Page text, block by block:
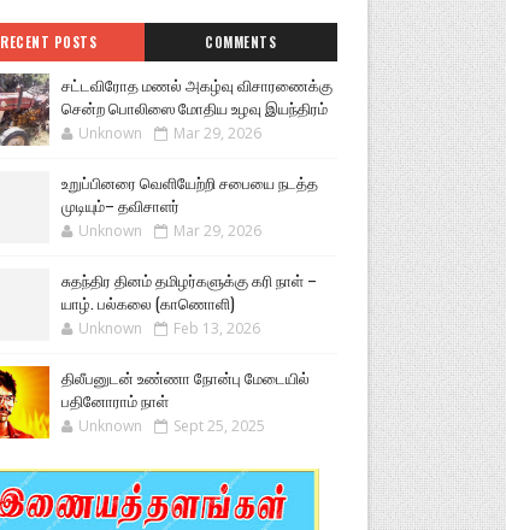
RECENT POSTS COMMENTS
சட்டவிரோத மணல் அகழ்வு விசாரணைக்கு
சென்ற பொலிஸை மோதிய உழவு இயந்திரம்
Unknown Mar 29, 2026
உறுப்பினரை வெளியேற்றி சபையை நடத்த
முடியும்– தவிசாளர்
Unknown Mar 29, 2026
சுதந்திர தினம் தமிழர்களுக்கு கரி நாள் –
யாழ். பல்கலை (காணொளி)
Unknown Feb 13, 2026
திலீபனுடன் உண்ணா நோன்பு மேடையில்
பதினோராம் நாள்
Unknown Sept 25, 2025